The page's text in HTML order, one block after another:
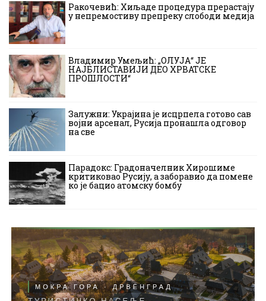
Ракочевић: Хиљаде процедура прерастају
у непремостиву препреку слободи медија
Владимир Умељић: „ОЛУЈА“ ЈЕ
НАЈБЛИСТАВИЈИ ДЕО ХРВАТСКЕ
ПРОШЛОСТИ“
Залужни: Украјина је исцрпела готово сав
војни арсенал, Русија пронашла одговор
на све
Парадокс: Градоначелник Хирошиме
критиковао Русију, а заборавио да помене
ко је бацио атомску бомбу